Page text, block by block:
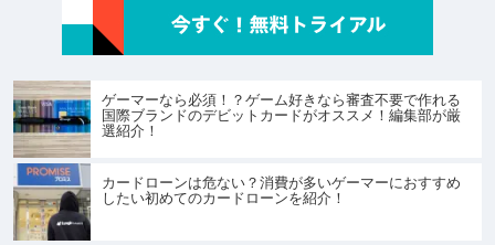
ゲーマーなら必須！？ゲーム好きなら審査不要で作れる
国際ブランドのデビットカードがオススメ！編集部が厳
選紹介！
カードローンは危ない？消費が多いゲーマーにおすすめ
したい初めてのカードローンを紹介！